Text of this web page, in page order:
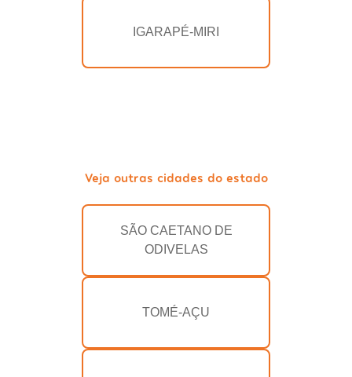
IGARAPÉ-MIRI
Veja outras cidades do estado
SÃO CAETANO DE
ODIVELAS
TOMÉ-AÇU